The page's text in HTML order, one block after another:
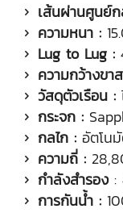
เส้นผ่านศูนย์
ความหนา :
Lug to Lug :
ความกว้างขา
วัสดุตัวเรือน :
กระจก :
กลไก : อัตโน
ความถี่ :
กำลังสำรอง :
การกันน้ำ :